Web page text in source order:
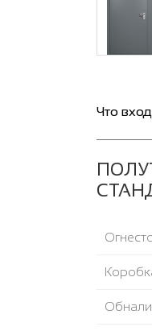
Что